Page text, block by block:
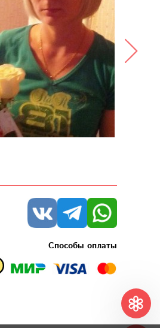
Способы оплаты